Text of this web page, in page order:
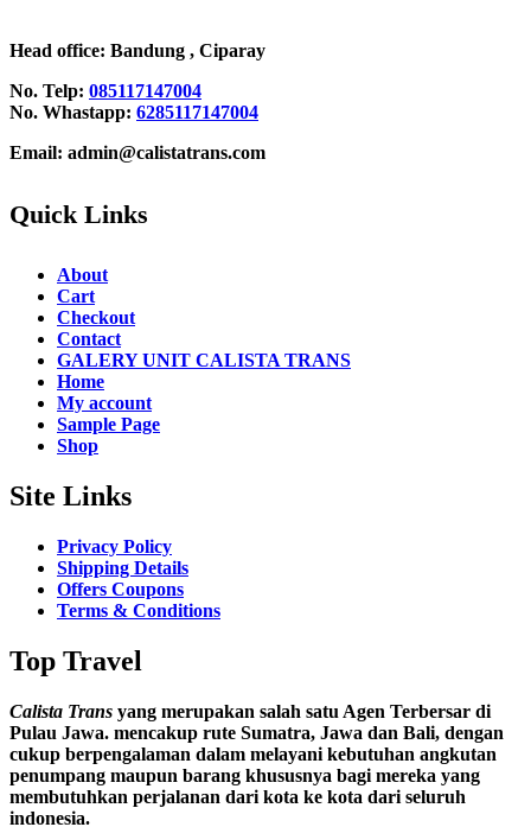
Head office: Bandung , Ciparay
No. Telp: 085117147004
No. Whastapp: 6285117147004
Email: admin@calistatrans.com
Quick Links
About
Cart
Checkout
Contact
GALERY UNIT CALISTA TRANS
Home
My account
Sample Page
Shop
Site Links
Privacy Policy
Shipping Details
Offers Coupons
Terms & Conditions
Top Travel
Calista Trans yang merupakan salah satu Agen Terbersar di
Pulau Jawa. mencakup rute Sumatra, Jawa dan Bali, dengan
cukup berpengalaman dalam melayani kebutuhan angkutan
penumpang maupun barang khususnya bagi mereka yang
membutuhkan perjalanan dari kota ke kota dari seluruh
indonesia.